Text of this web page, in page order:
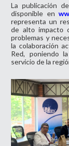
La publicación
disponible en
representa un
de alto impacto
problemas y
la colaboración
Red, poniendo
servicio de la